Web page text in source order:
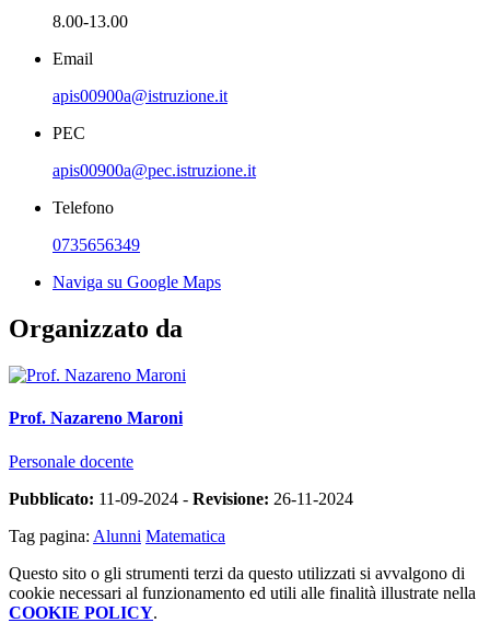
8.00-13.00
Email
apis00900a@istruzione.it
PEC
apis00900a@pec.istruzione.it
Telefono
0735656349
Naviga su Google Maps
Organizzato da
Prof. Nazareno Maroni
Personale docente
Pubblicato: 11-09-2024 - Revisione: 26-11-2024
Tag pagina: Alunni Matematica
Questo sito o gli strumenti terzi da questo utilizzati si avvalgono di
cookie necessari al funzionamento ed utili alle finalità illustrate nella
COOKIE POLICY.